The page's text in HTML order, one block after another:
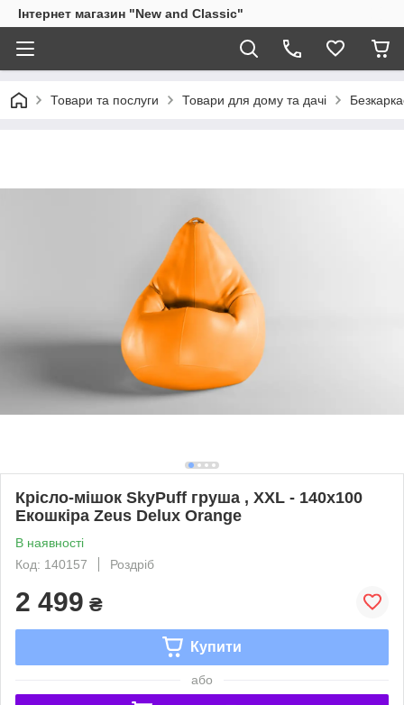
Інтернет магазин "New and Classic"
Товари та послуги Товари для дому та дачі
Крісло-мішок SkyPuff груша , XXL - 140х100
Екошкіра Zeus Delux Orange
В наявності
Код: 140157
Роздріб
2 499 ₴
Купити
або